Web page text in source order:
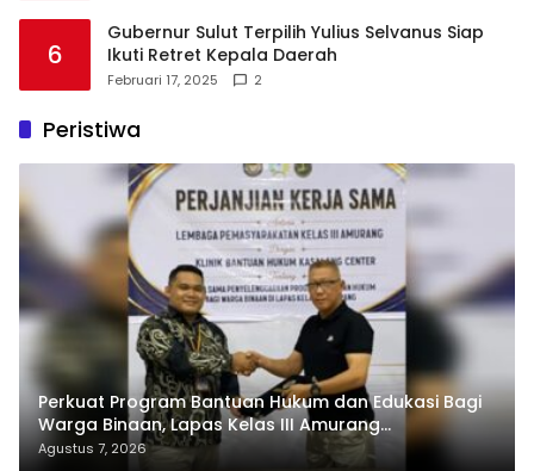
6
Gubernur Sulut Terpilih Yulius Selvanus Siap
Ikuti Retret Kepala Daerah
Februari 17, 2025 2
Peristiwa
Perkuat Program Bantuan Hukum dan Edukasi Bagi
Warga Binaan, Lapas Kelas III Amurang
Tandatangani MoU Dengan LBH KASALANG CENTER
Agustus 7, 2026